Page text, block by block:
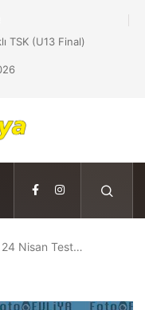
TSK (U13 Final)
24 Nisan Test…